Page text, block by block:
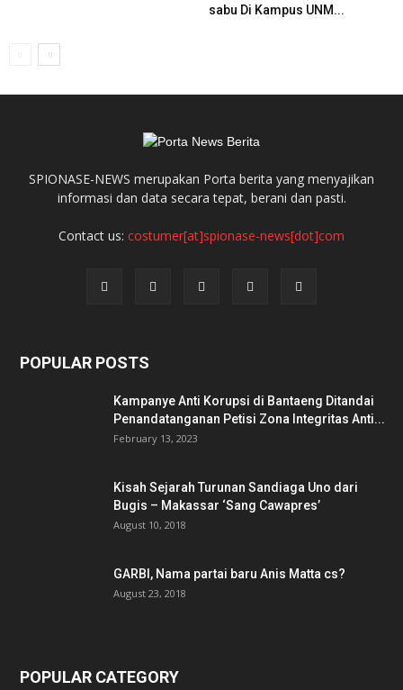
sabu Di Kampus UNM...
SPIONASE-NEWS merupakan Porta berita yang menyajikan
informasi dan data secara tepat, berani dan pasti.
Contact us: costumer[at]spionase-news[dot]com
POPULAR POSTS
Kampanye Anti Korupsi di Bantaeng Ditandai
Penandatanganan Petisi Zona Integritas Anti...
February 13, 2023
Kisah Sejarah Turunan Sandiaga Uno dari
Bugis – Makassar ‘Sang Cawapres’
August 10, 2018
GARBI, Nama partai baru Anis Matta cs?
August 23, 2018
POPULAR CATEGORY